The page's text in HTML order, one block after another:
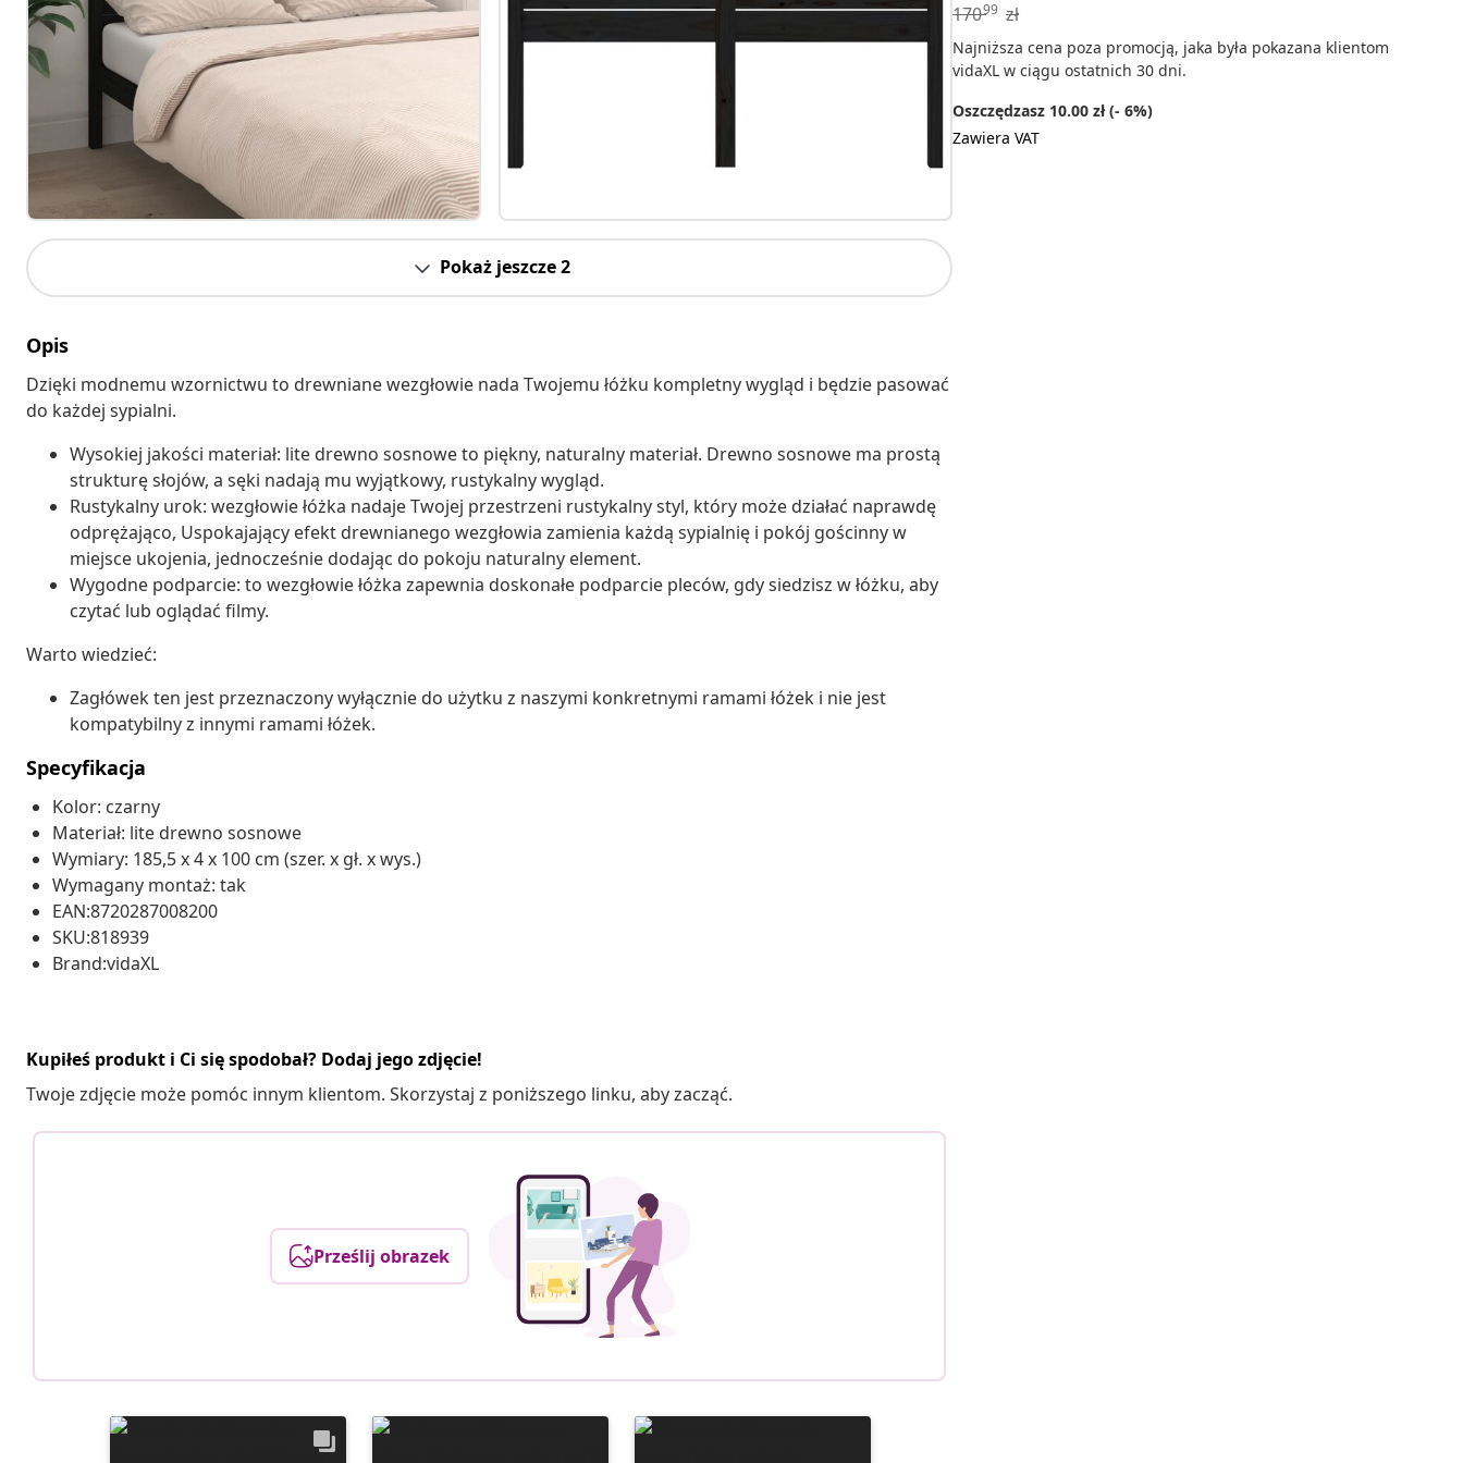
Pokaż jeszcze 2
Opis
Dzięki modnemu wzornictwu to drewniane wezgłowie nada Twojemu łóżku kompletny wygląd i będzie pasować
do każdej sypialni.
Wysokiej jakości materiał: lite drewno sosnowe to piękny, naturalny materiał. Drewno sosnowe ma prostą
strukturę słojów, a sęki nadają mu wyjątkowy, rustykalny wygląd.
Rustykalny urok: wezgłowie łóżka nadaje Twojej przestrzeni rustykalny styl, który może działać naprawdę
odprężająco, Uspokajający efekt drewnianego wezgłowia zamienia każdą sypialnię i pokój gościnny w
miejsce ukojenia, jednocześnie dodając do pokoju naturalny element.
Wygodne podparcie: to wezgłowie łóżka zapewnia doskonałe podparcie pleców, gdy siedzisz w łóżku, aby
czytać lub oglądać filmy.
Warto wiedzieć:
Zagłówek ten jest przeznaczony wyłącznie do użytku z naszymi konkretnymi ramami łóżek i nie jest
kompatybilny z innymi ramami łóżek.
Specyfikacja
Kolor: czarny
Materiał: lite drewno sosnowe
Wymiary: 185,5 x 4 x 100 cm (szer. x gł. x wys.)
Wymagany montaż: tak
EAN:8720287008200
SKU:818939
Brand:vidaXL
Kupiłeś produkt i Ci się spodobał? Dodaj jego zdjęcie!
Twoje zdjęcie może pomóc innym klientom. Skorzystaj z poniższego linku, aby zacząć.
Prześlij obrazek
17099 zł
Najniższa cena poza promocją, jaka była pokazana klientom
vidaXL w ciągu ostatnich 30 dni.
Oszczędzasz 10.00 zł (- 6%)
Zawiera VAT